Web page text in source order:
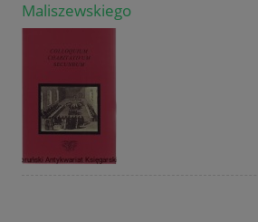
Maliszewskiego